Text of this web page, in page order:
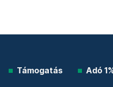
Támogatás Adó